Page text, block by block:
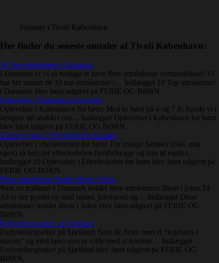
Sommer i Tivoli København
Her finder du seneste omtaler af Tivoli København:
10 Top attraktioner i Danmark
I Danmark er vi så heldige at have flere attraktioner verdensklasse! Vi
har her samlet de 10 top attraktioner i… Indlægget 10 Top attraktioner
i Danmark blev først udgivet på FERIE OG BØRN.
Oplevelser i København for børn
Oplevelser i København for børn: Med to børn på 4 og 7 år, havde vi i
længere tid snakket om… Indlægget Oplevelser i København for børn
blev først udgivet på FERIE OG BØRN.
10 Oplevelser i Efterårsferien for børn
Oplevelser i efterårsferien for børn: For mange familier (inkl. min
egen) så betyder efterårsferien familiehygge og ture til rundt i…
Indlægget 10 Oplevelser i Efterårsferien for børn blev først udgivet på
FERIE OG BØRN.
Disse attraktioner holder åbent i Julen
Som en tradition I Danmark holder flere attraktioner åbent i julen.Til
Jul er der pyntet op med nisser, julemænd og… Indlægget Disse
attraktioner holder åbent i Julen blev først udgivet på FERIE OG
BØRN.
Forlystelsesparker på Sjælland
Forlystelsesparker på Sjælland: Som de fleste med et “legebarn i
maven” og med børn som er vilde med at komme… Indlægget
Forlystelsesparker på Sjælland blev først udgivet på FERIE OG
BØRN.